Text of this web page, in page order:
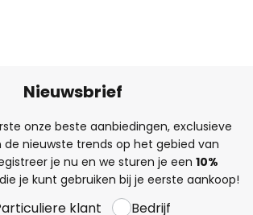
Nieuwsbrief
onze beste aanbiedingen, exclusieve
nieuwste trends op het gebied van
je nu en we sturen je een 10%
je kunt gebruiken bij je eerste aankoop!
klant Bedrijf